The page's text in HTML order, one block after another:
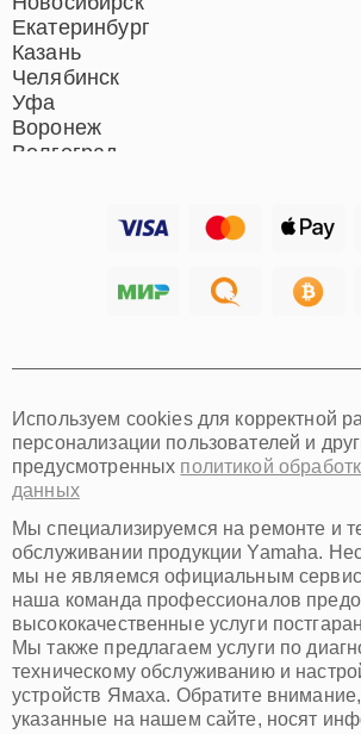
Екатеринбург
Казань
Челябинск
Уфа
Воронеж
Волгоград
Хабаровск
Омск
Красноярск
Пермь
Ульяновск
Киров
Архангельск
Астрахань
Белгород
Благовещенск
Брянск
Владивосток
Владикавказ
Владимир
Используем cookies для корректной
персонализации пользователей и
предусмотренных политикой
данных
Мы специализируемся на ремонте и
обслуживании продукции Yamaha.
мы не являемся официальным
наша команда профессионалов
высококачественные услуги
Мы также предлагаем услуги по
техническому обслуживанию и
устройств Ямаха. Обратите
указанные на нашем сайте, носят